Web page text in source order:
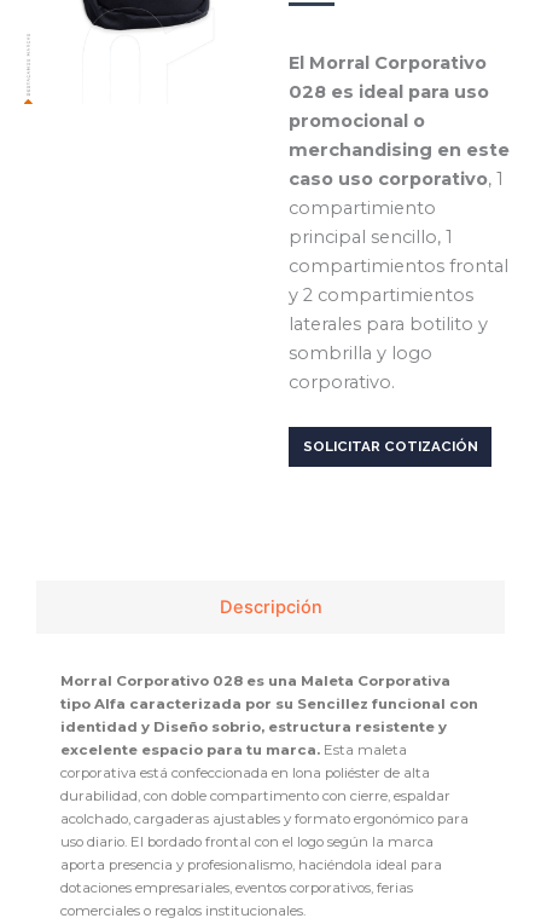
El Morral Corporativo
028 es ideal para uso
promocional o
merchandising en este
caso uso corporativo, 1
compartimiento
principal sencillo, 1
compartimientos frontal
y 2 compartimientos
laterales para botilito y
sombrilla y logo
corporativo.
SOLICITAR COTIZACIÓN
Descripción
Morral Corporativo 028 es una Maleta Corporativa
tipo Alfa caracterizada por su Sencillez funcional con
identidad y Diseño sobrio, estructura resistente y
excelente espacio para tu marca. Esta maleta
corporativa está confeccionada en lona poliéster de alta
durabilidad, con doble compartimento con cierre, espaldar
acolchado, cargaderas ajustables y formato ergonómico para
uso diario. El bordado frontal con el logo según la marca
aporta presencia y profesionalismo, haciéndola ideal para
dotaciones empresariales, eventos corporativos, ferias
comerciales o regalos institucionales.